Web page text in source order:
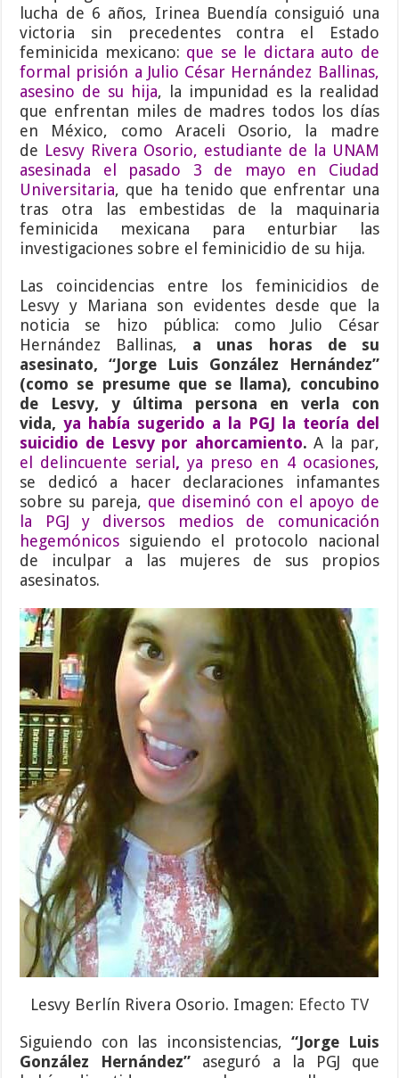
lucha de 6 años, Irinea Buendía consiguió una
victoria sin precedentes contra el Estado
feminicida mexicano: que se le dictara auto de
formal prisión a Julio César Hernández Ballinas,
asesino de su hija, la impunidad es la realidad
que enfrentan miles de madres todos los días
en México, como Araceli Osorio, la madre
de Lesvy Rivera Osorio, estudiante de la UNAM
asesinada el pasado 3 de mayo en Ciudad
Universitaria, que ha tenido que enfrentar una
tras otra las embestidas de la maquinaria
feminicida mexicana para enturbiar las
investigaciones sobre el feminicidio de su hija.
Las coincidencias entre los feminicidios de
Lesvy y Mariana son evidentes desde que la
noticia se hizo pública: como Julio César
Hernández Ballinas, a unas horas de su
asesinato, “Jorge Luis González Hernández”
(como se presume que se llama), concubino
de Lesvy, y última persona en verla con
vida,ya había sugerido a la PGJ la teoría del
suicidio de Lesvy por ahorcamiento.A la par,
el delincuente serial , ya preso en 4 ocasiones,
se dedicó a hacer declaraciones infamantes
sobre su pareja, que diseminó con el apoyo de
la PGJ y diversos medios de comunicación
hegemónicos siguiendo el protocolo nacional
de inculpar a las mujeres de sus propios
asesinatos.
Lesvy Berlín Rivera Osorio. Imagen: Efecto TV
Siguiendo con las inconsistencias, “Jorge Luis
González Hernández” aseguró a la PGJ que